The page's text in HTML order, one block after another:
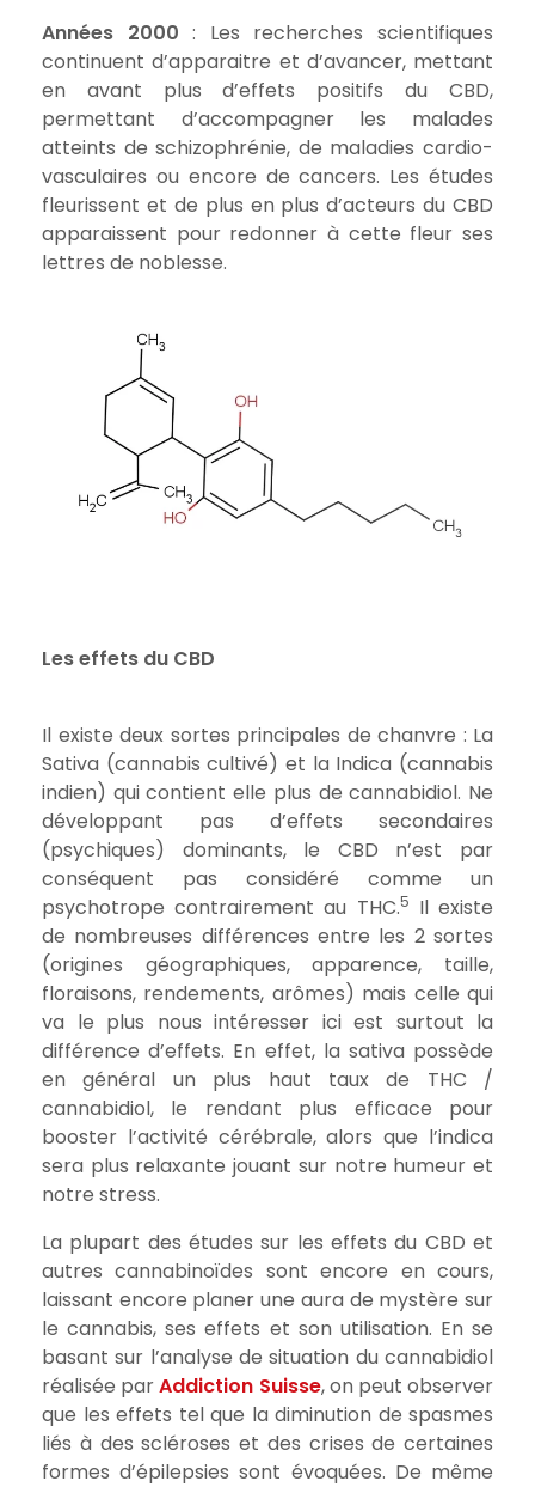
Années 2000 : Les recherches scientifiques
continuent d’apparaitre et d’avancer, mettant
en avant plus d’effets positifs du CBD,
permettant d’accompagner les malades
atteints de schizophrénie, de maladies cardio-
vasculaires ou encore de cancers. Les études
fleurissent et de plus en plus d’acteurs du CBD
apparaissent pour redonner à cette fleur ses
lettres de noblesse.
Les effets du CBD
Il existe deux sortes principales de chanvre : La
Sativa (cannabis cultivé) et la Indica (cannabis
indien) qui contient elle plus de cannabidiol. Ne
développant pas d’effets secondaires
(psychiques) dominants, le CBD n’est par
conséquent pas considéré comme un
psychotrope contrairement au THC.5 Il existe
de nombreuses différences entre les 2 sortes
(origines géographiques, apparence, taille,
floraisons, rendements, arômes) mais celle qui
va le plus nous intéresser ici est surtout la
différence d’effets. En effet, la sativa possède
en général un plus haut taux de THC /
cannabidiol, le rendant plus efficace pour
booster l’activité cérébrale, alors que l’indica
sera plus relaxante jouant sur notre humeur et
notre stress.
La plupart des études sur les effets du CBD et
autres cannabinoïdes sont encore en cours,
laissant encore planer une aura de mystère sur
le cannabis, ses effets et son utilisation. En se
basant sur l’analyse de situation du cannabidiol
réalisée parAddiction Suisse, on peut observer
que les effets tel que la diminution de spasmes
liés à des scléroses et des crises de certaines
formes d’épilepsies sont évoquées. De même